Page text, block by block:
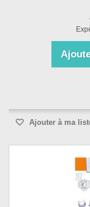
Ajouter à ma